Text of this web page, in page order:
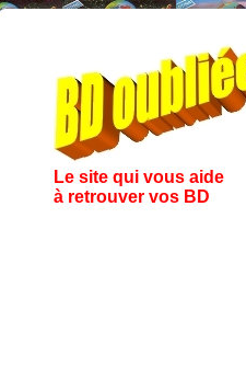
Le site qui vous aide
à retrouver vos BD